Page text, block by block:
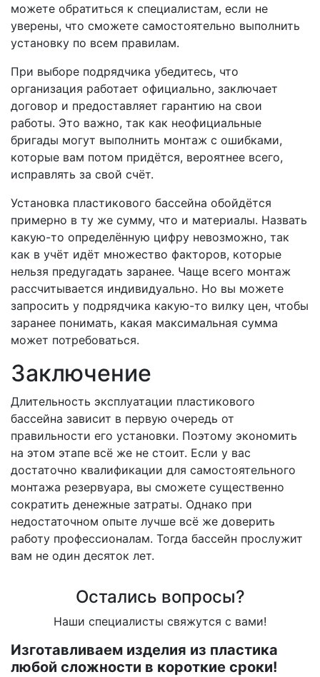
можете обратиться к специалистам, если не
уверены, что сможете самостоятельно выполнить
установку по всем правилам.
При выборе подрядчика убедитесь, что
организация работает официально, заключает
договор и предоставляет гарантию на свои
работы. Это важно, так как неофициальные
бригады могут выполнить монтаж с ошибками,
которые вам потом придётся, вероятнее всего,
исправлять за свой счёт.
Установка пластикового бассейна обойдётся
примерно в ту же сумму, что и материалы. Назвать
какую-то определённую цифру невозможно, так
как в учёт идёт множество факторов, которые
нельзя предугадать заранее. Чаще всего монтаж
рассчитывается индивидуально. Но вы можете
запросить у подрядчика какую-то вилку цен, чтобы
заранее понимать, какая максимальная сумма
может потребоваться.
Заключение
Длительность эксплуатации пластикового
бассейна зависит в первую очередь от
правильности его установки. Поэтому экономить
на этом этапе всё же не стоит. Если у вас
достаточно квалификации для самостоятельного
монтажа резервуара, вы сможете существенно
сократить денежные затраты. Однако при
недостаточном опыте лучше всё же доверить
работу профессионалам. Тогда бассейн прослужит
вам не один десяток лет.
Остались вопросы?
Наши специалисты свяжутся с вами!
Изготавливаем изделия из пластика
любой сложности в короткие сроки!